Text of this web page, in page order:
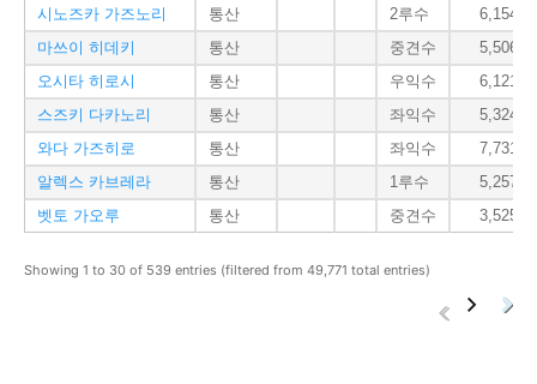
시노즈카 가즈노리
통산 2루수
6,154
마쓰이 히데키
통산 중견수
5,506
오시타 히로시
통산 우익수
6,121
스즈키 다카노리
통산 좌익수
5,324
와다 가즈히로
통산 좌익수
7,731
알렉스 카브레라
통산 1루수
5,257
벳토 가오루
통산 중견수 3,525
Showing 1 to 30 of 539 entries (filtered from 49,771 total entries)